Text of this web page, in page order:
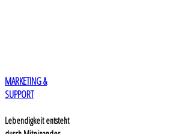
MARKETING &
SUPPORT
Lebendigkeit entsteht